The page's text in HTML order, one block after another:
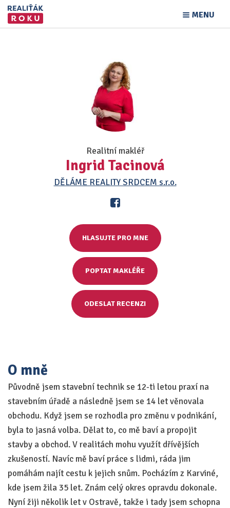
MENU
Realitní makléř
Ingrid Tacinová
DĚLÁME REALITY SRDCEM s.r.o.
HLASUJTE PRO MNE
POPTAT MAKLÉŘE
ODESLAT RECENZI
O mně
Původně jsem stavební technik se 12-ti letou praxí na
stavebním úřadě a následně jsem se 14 let věnovala
obchodu. Když jsem se rozhodla pro změnu v podnikání,
byla to jasná volba. Dělat to, co mě baví a propojit
stavby a obchod. V realitách mohu využít dřívějších
zkušeností. Navíc mě baví práce s lidmi, ráda jim
pomáhám najít cestu k jejich snům. Pocházím z Karviné,
kde jsem žila 35 let. Znám celý okres opravdu dokonale.
Nyní žiji několik let v Ostravě, takže i tady jsem schopna